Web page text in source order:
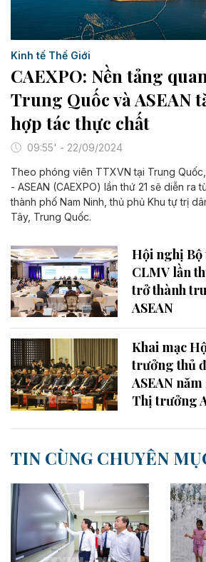
Kinh tế Thế Giới
CAEXPO: Nền tảng
Trung Quốc và ASEAN
hợp tác thực chất
09:55' - 22/09/2024
Theo phóng viên TTXVN tại Trung
- ASEAN (CAEXPO) lần thứ 21 sẽ diễn ra
thành phố Nam Ninh, thủ phủ Khu tự trị
Tây, Trung Quốc.
Hội nghị
CLMV lần
trở thành
ASEAN
Khai mạc
trưởng thủ
ASEAN
Thị trưởng
TIN CÙNG CHUYÊN